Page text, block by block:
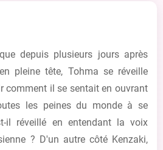
depuis plusieurs jours après
pleine tête, Tohma se réveille
comment il se sentait en ouvrant
les peines du monde à se
il réveillé en entendant la voix
? D'un autre côté Kenzaki,